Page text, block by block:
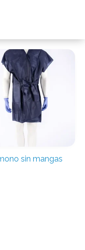
sin mangas